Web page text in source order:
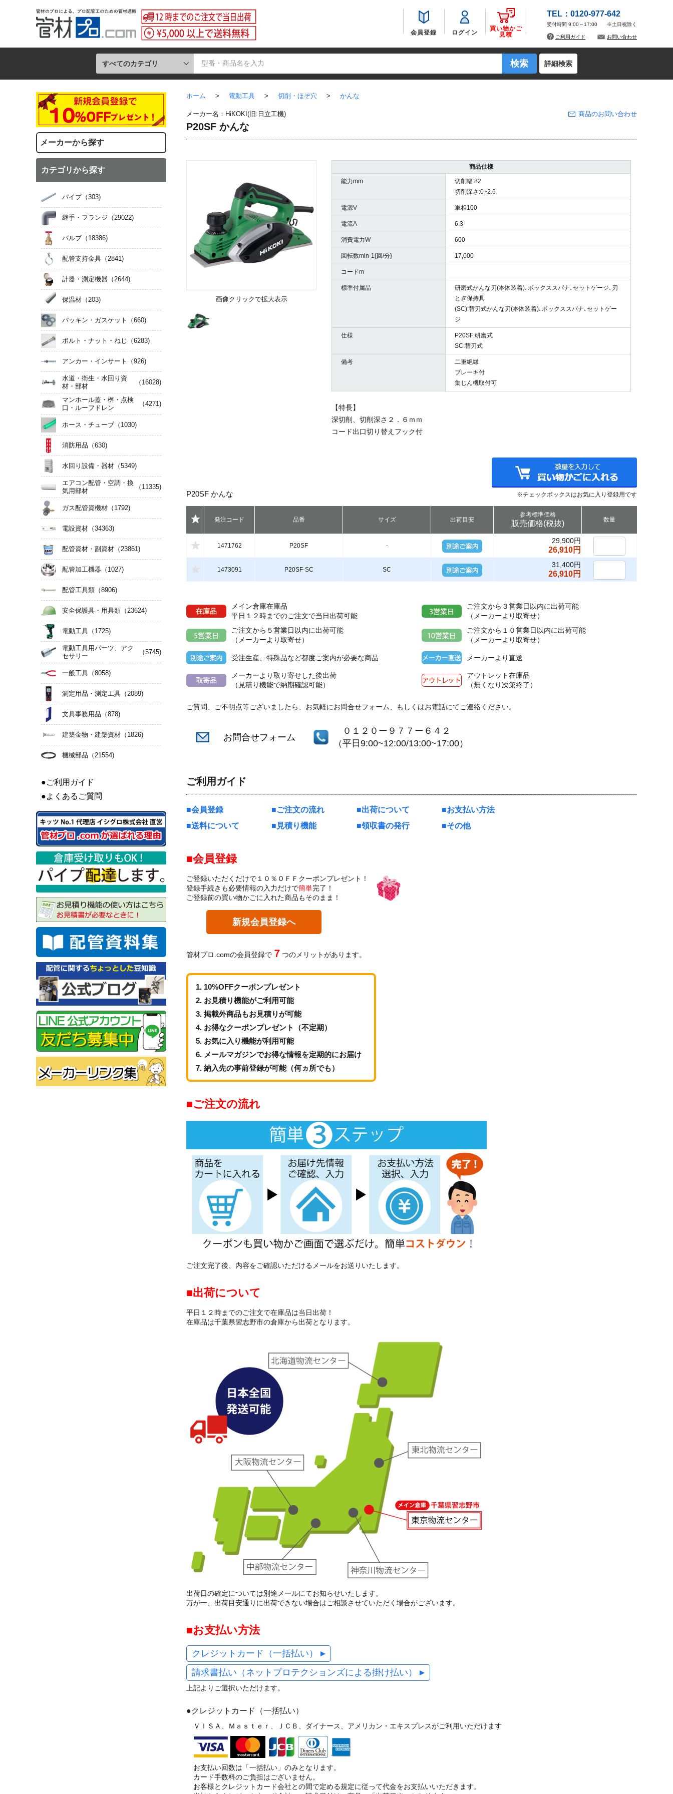
すべてのカテゴリ 詳細検索
会員登録 ログイン
買い物かご
見積
TEL：0120-977-642
受付時間 9:00～17:00 ※土日祝除く
ご利用ガイド お問い合わせ
ホーム > 電動工具 > 切削・ほぞ穴 > かんな
メーカー名： HiKOKI(旧:日立工機) 商品のお問い合わせ
P20SF かんな
画像クリックで拡大表示
商品仕様
能力mm
切削幅:82
切削深さ:0~2.6
電源V 単相100
電流A 6.3
消費電力W 600
回転数min-1{回/分} 17,000
コードm
標準付属品
研磨式かんな刃(本体装着)､ボックススパナ､セットゲージ､刃
とぎ保持具
(SC):替刃式かんな刃(本体装着)､ボックススパナ､セットゲー
ジ
仕様
P20SF:研磨式
SC:替刃式
備考
二重絶縁
ブレーキ付
集じん機取付可
【特長】
深切削、切削深さ２．６ｍｍ
コード出口切り替えフック付
P20SF かんな ※チェックボックスはお気に入り登録用です
発注 コード 品番 サイズ 出荷目安
参考標準価格
販売価格(税抜) 数量
1471762 P20SF -
29,900円
26,910円
1473091 P20SF-SC SC
31,400円
26,910円
メイン倉庫在庫品
平日１２時までのご注文で当日出荷可能
ご注文から３営業日以内に出荷可能
（メーカーより取寄せ）
ご注文から５営業日以内に出荷可能
（メーカーより取寄せ）
ご注文から１０営業日以内に出荷可能
（メーカーより取寄せ）
受注生産、特殊品など都度ご案内が必要な商品 メーカーより直送
メーカーより取り寄せした後出荷
（見積り機能で納期確認可能）
アウトレット在庫品
（無くなり次第終了）
ご質問、ご不明点等ございましたら、お気軽にお問合せフォーム、もしくはお電話にてご連絡ください。
お問合せフォーム
０１２０ー９７７ー６４２
（平日9:00~12:00/13:00~17:00）
ご利用ガイド
会員登録 ご注文の流れ 出荷について
お支払い方法
送料について
見積り機能 領収書の発行 その他
会員登録
ご登録いただくだけで１０％ＯＦＦクーポンプレゼント！
登録手続きも必要情報の入力だけで簡単完了！
ご登録前の買い物かごに入れた商品もそのまま！
新規会員登録へ
管材プロ.comの会員登録で ７ つのメリットがあります。
10%OFFクーポンプレゼント
お見積り機能がご利用可能
掲載外商品もお見積りが可能
お得なクーポンプレゼント（不定期）
お気に入り機能が利用可能
メールマガジンでお得な情報を定期的にお届け
納入先の事前登録が可能（何ヵ所でも）
ご注文の流れ
ご注文完了後、内容をご確認いただけるメールをお送りいたします。
出荷について
平日１２時までのご注文で在庫品は当日出荷！
在庫品は千葉県習志野市の倉庫から出荷となります。
出荷日の確定については別途メールにてお知らせいたします。
万が一、出荷目安通りに出荷できない場合はご相談させていただく場合がございます。
お支払い方法
クレジットカード（一括払い）
請求書払い（ネットプロテクションズによる掛け払い）
上記よりご選択いただけます。
●クレジットカード（一括払い）
ＶＩＳＡ、Ｍａｓｔｅｒ、ＪＣＢ、ダイナース、アメリカン・エキスプレスがご利用いただけます
お支払い回数は「一括払い」のみとなります。
カード手数料のご負担はございません。
お客様とクレジットカード会社との間で定める規定に従って代金をお支払いいただきます。
メーカーから探す
カテゴリから探す
パイプ（303)
継手・フランジ （29022)
バルブ （18386)
配管支持金具 （2841)
計器・測定機器 （2644)
保温材 （203)
パッキン・ガスケット （660)
ボルト・ナット・ねじ （6283)
アンカー・インサート （926)
水道・衛生・水回り資
材・部材
（16028)
マンホール蓋・桝・点検
口・ルーフドレン
（4271)
ホース・チューブ （1030)
消防用品 （630)
水回り設備・器材 （5349)
エアコン配管・空調・換
気用部材
（11335)
ガス配管資機材 （1792)
電設資材 （34363)
配管資材・副資材 （23861)
配管加工機器 （1027)
配管工具類 （8906)
安全保護具・用具類 （23624)
電動工具 （1725)
電動工具用パーツ、アク
セサリー
（5745)
一般工具 （8058)
測定用品・測定工具 （2089)
文具事務用品 （878)
建築金物・建築資材 （1826)
機械部品 （21554)
●ご利用ガイド
●よくあるご質問